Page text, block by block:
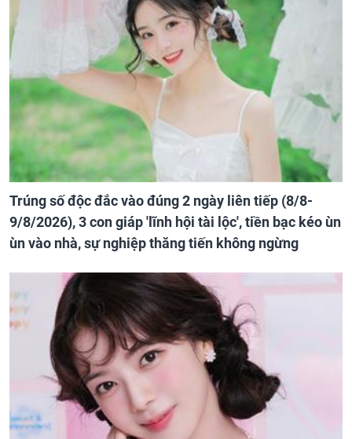
Trúng số độc đắc vào đúng 2 ngày liên tiếp (8/8-
9/8/2026), 3 con giáp 'lĩnh hội tài lộc', tiền bạc kéo ùn
ùn vào nhà, sự nghiệp thăng tiến không ngừng